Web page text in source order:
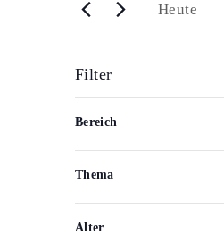
Veranstaltungen
Heute
Filter
Ändern
Eingabefelder
wird
Bereich
Thema
Alter